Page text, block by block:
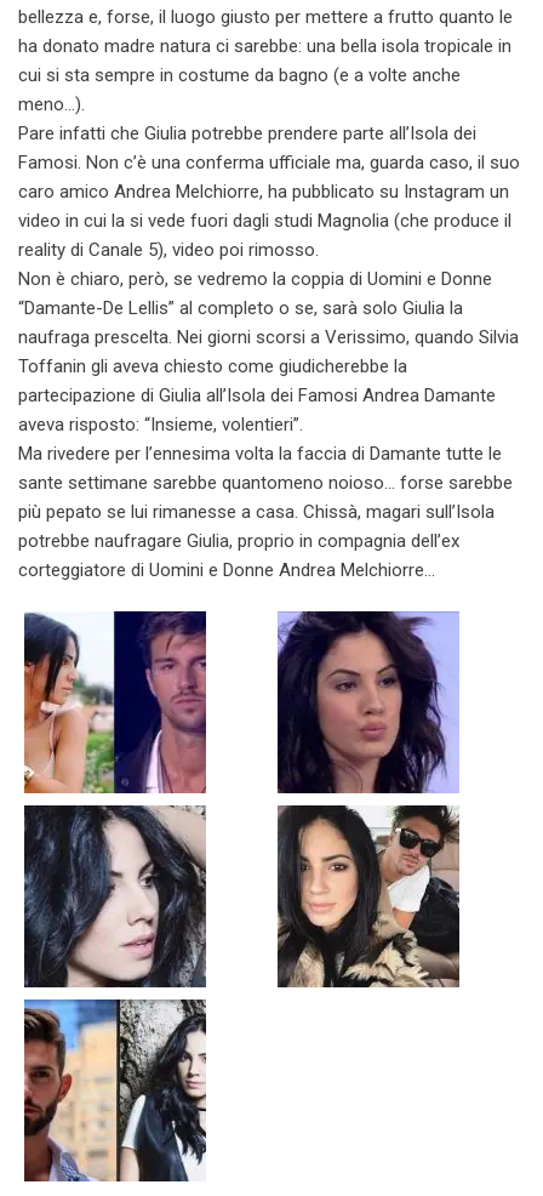
bellezza e, forse, il luogo giusto per mettere a frutto quanto le
ha donato madre natura ci sarebbe: una bella isola tropicale in
cui si sta sempre in costume da bagno (e a volte anche
meno…).
Pare infatti che Giulia potrebbe prendere parte all’Isola dei
Famosi. Non c’è una conferma ufficiale ma, guarda caso, il suo
caro amico Andrea Melchiorre, ha pubblicato su Instagram un
video in cui la si vede fuori dagli studi Magnolia (che produce il
reality di Canale 5), video poi rimosso.
Non è chiaro, però, se vedremo la coppia di Uomini e Donne
“Damante-De Lellis” al completo o se, sarà solo Giulia la
naufraga prescelta. Nei giorni scorsi a Verissimo, quando Silvia
Toffanin gli aveva chiesto come giudicherebbe la
partecipazione di Giulia all’Isola dei Famosi Andrea Damante
aveva risposto: “Insieme, volentieri”.
Ma rivedere per l’ennesima volta la faccia di Damante tutte le
sante settimane sarebbe quantomeno noioso… forse sarebbe
più pepato se lui rimanesse a casa. Chissà, magari sull’Isola
potrebbe naufragare Giulia, proprio in compagnia dell’ex
corteggiatore di Uomini e Donne Andrea Melchiorre…